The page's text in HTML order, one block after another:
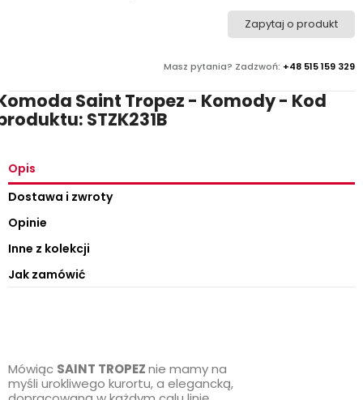
Masz pytania? Zadzwoń: +48 515 159 329
Zapytaj o produkt
Saint Tropez - Komody - Kod
STZK231B
Opis
Dostawa i zwroty
Opinie
Inne z kolekcji
Jak zamówić
Mówiąc SAINT TROPEZnie mamy na
myśli urokliwego kurortu, a elegancką,